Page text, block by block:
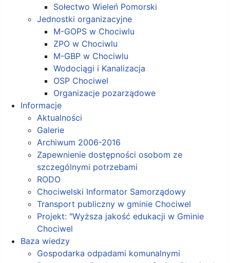
Sołectwo Wieleń Pomorski
Jednostki organizacyjne
M-GOPS w Chociwlu
ZPO w Chociwlu
M-GBP w Chociwlu
Wodociągi i Kanalizacja
OSP Chociwel
Organizacje pozarządowe
Informacje
Aktualności
Galerie
Archiwum 2006-2016
Zapewnienie dostępności osobom ze
szczególnymi potrzebami
RODO
Chociwelski Informator Samorządowy
Transport publiczny w gminie Chociwel
Projekt: "Wyższa jakość edukacji w Gminie
Chociwel
Baza wiedzy
Gospodarka odpadami komunalnymi